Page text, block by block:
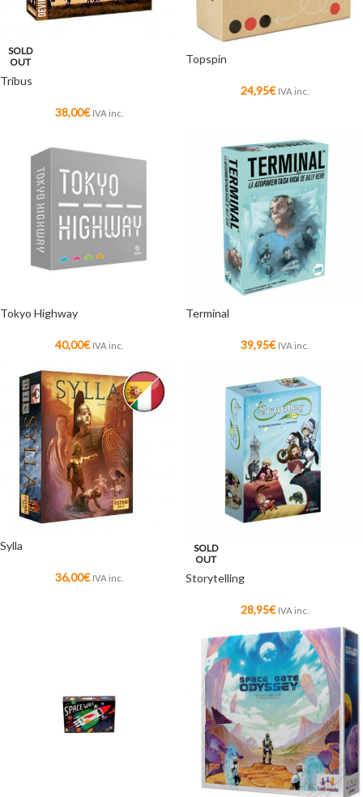
SOLD
OUT
Tribus
38,00€ IVA inc.
Topspin
24,95€ IVA inc.
Tokyo Highway
40,00€ IVA inc.
Terminal
39,95€ IVA inc.
Sylla
36,00€ IVA inc.
SOLD
OUT
Storytelling
28,95€ IVA inc.